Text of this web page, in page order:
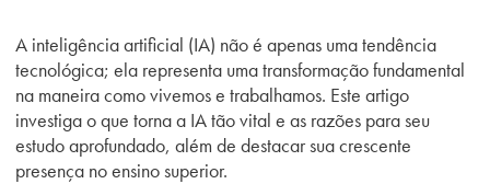
A inteligência artificial (IA) não é apenas uma tendência
tecnológica; ela representa uma transformação fundamental
na maneira como vivemos e trabalhamos. Este artigo
investiga o que torna a IA tão vital e as razões para seu
estudo aprofundado, além de destacar sua crescente
presença no ensino superior.